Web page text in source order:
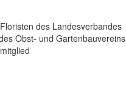
des Landesverbandes
Obst- und Gartenbauvereins